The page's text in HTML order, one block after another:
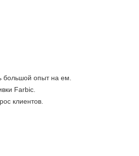
большой опыт на ем.
Farbic.
клиентов.